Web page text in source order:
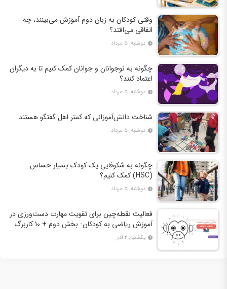
وقتی کودکان به زبان دوم آموزش می‌بینند، چه
اتفاقی می‌افتد؟
دوشنبه, ۵ مرداد
چگونه به نوجوانان و جوانان کمک کنیم تا به دیگران
اعتماد کنند؟
دوشنبه, ۵ مرداد
شناخت دانش‌آموزانی که کمتر اهل گفتگو هستند
دوشنبه, ۵ مرداد
چگونه به شکوفایی یک کودک بسیار حساس
(HSC) کمک کنیم؟
دوشنبه, ۵ مرداد
فعالیت نقطه‌چین برای تقویت مهارت دست‌ورزی در
آموزش ریاضی به کودکان- بخش دوم + 10 کاربرگ
فعالیت
یکشنبه, ۲ آذر